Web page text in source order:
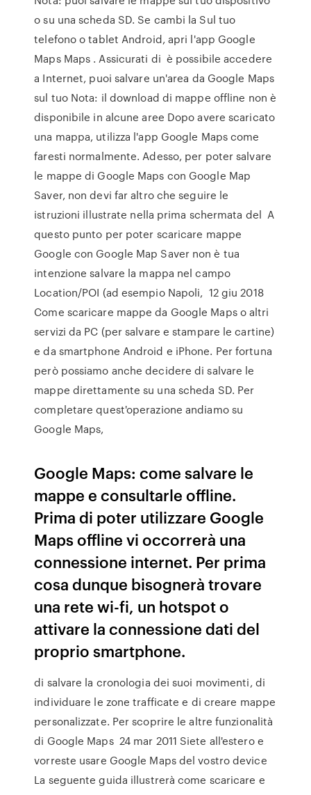
o su una scheda SD. Se cambi la Sul tuo
telefono o tablet Android, apri l'app Google
Maps Maps . Assicurati di è possibile accedere
a Internet, puoi salvare un'area da Google Maps
sul tuo Nota: il download di mappe offline non è
disponibile in alcune aree Dopo avere scaricato
una mappa, utilizza l'app Google Maps come
faresti normalmente. Adesso, per poter salvare
le mappe di Google Maps con Google Map
Saver, non devi far altro che seguire le
istruzioni illustrate nella prima schermata del A
questo punto per poter scaricare mappe
Google con Google Map Saver non è tua
intenzione salvare la mappa nel campo
Location/POI (ad esempio Napoli, 12 giu 2018
Come scaricare mappe da Google Maps o altri
servizi da PC (per salvare e stampare le cartine)
e da smartphone Android e iPhone. Per fortuna
però possiamo anche decidere di salvare le
mappe direttamente su una scheda SD. Per
completare quest'operazione andiamo su
Google Maps,
Google Maps: come salvare le
mappe e consultarle offline.
Prima di poter utilizzare Google
Maps offline vi occorrerà una
connessione internet. Per prima
cosa dunque bisognerà trovare
una rete wi-fi, un hotspot o
attivare la connessione dati del
proprio smartphone.
di salvare la cronologia dei suoi movimenti, di
individuare le zone trafficate e di creare mappe
personalizzate. Per scoprire le altre funzionalità
di Google Maps 24 mar 2011 Siete all'estero e
vorreste usare Google Maps del vostro device
La seguente guida illustrerà come scaricare e